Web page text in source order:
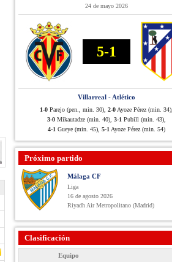
24 de mayo 2026
5-1
Villarreal - Atlético
1-0 Parejo (pen., min. 30), 2-0 Ayoze Pérez (min. 34),
3-0 Mikautadze (min. 40), 3-1 Pubill (min. 43),
4-1 Gueye (min. 45), 5-1 Ayoze Pérez (min. 54)
Próximo partido
Málaga CF
Liga
16 de agosto 2026
Riyadh Air Metropolitano (Madrid)
Clasificación
Equipo